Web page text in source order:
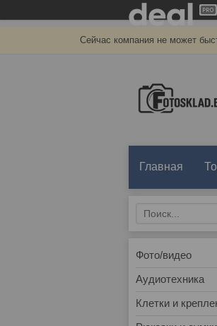
Сейчас компания не может
Главная
Фото/видео
Аудиотехника
Клетки и